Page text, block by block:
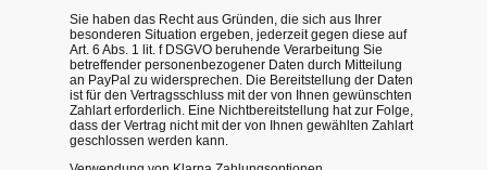
Sie haben das Recht aus Gründen, die sich aus Ihrer
besonderen Situation ergeben, jederzeit gegen diese auf
Art. 6 Abs. 1 lit. f DSGVO beruhende Verarbeitung Sie
betreffender personenbezogener Daten durch Mitteilung
an PayPal zu widersprechen. Die Bereitstellung der Daten
ist für den Vertragsschluss mit der von Ihnen gewünschten
Zahlart erforderlich. Eine Nichtbereitstellung hat zur Folge,
dass der Vertrag nicht mit der von Ihnen gewählten Zahlart
geschlossen werden kann.